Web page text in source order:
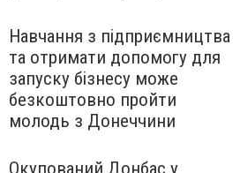
Навчання з підприємництва
та отримати допомогу для
запуску бізнесу може
безкоштовно пройти
молодь з Донеччини
Окупований Донбас у